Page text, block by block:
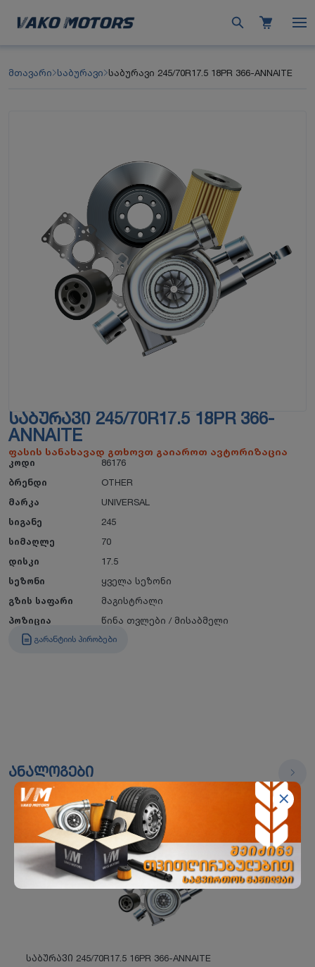
მთავარი საბურავი საბურავი 245/70R17.5 18PR 366-ANNAITE
ᲡᲐᲑᲣᲠᲐᲕᲘ 245/70R17.5 18PR 366-
ANNAITE
ფასის სანახავად გთხოვთ გაიაროთ ავტორიზაცია
კოდი
86176
ბრენდი
OTHER
მარკა
UNIVERSAL
სიგანე
245
სიმაღლე
70
დისკი
17.5
სეზონი
ყველა სეზონი
გზის საფარი
მაგისტრალი
პოზიცია
წინა თვლები / მისაბმელი
ᲒᲐᲠᲐᲜᲢᲘᲘᲡ ᲞᲘᲠᲝᲑᲔᲑᲘ
ანალოგები
საბურავი 245/70R17.5 16PR 366-ANNAITE